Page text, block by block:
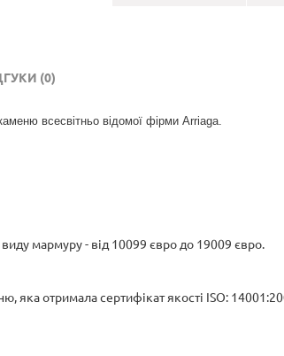
(0)
всесвітньо відомої фірми Arriaga.
виду мармуру - від 10099 євро до 19009 євро.
яка отримала сертифікат якості ISO: